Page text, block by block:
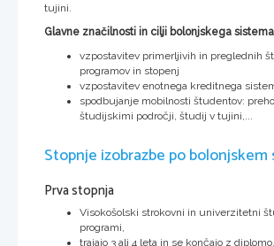
tujini.
Glavne značilnosti in cilji bolonjskega
vzpostavitev primerljivih in preglednih
programov in stopenj
vzpostavitev enotnega kreditnega
spodbujanje mobilnosti študentov:
študijskimi področji, študij v tujini,...
Stopnje izobrazbe po
Prva stopnja
Visokošolski strokovni in univerzitetni
programi,
trajajo 3 ali 4 leta in se končajo z diplomo,